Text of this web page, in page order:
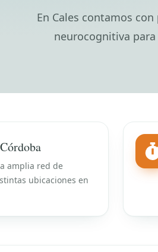
En Cales contamos
neurocognitiva
amplia red de
ubicaciones en